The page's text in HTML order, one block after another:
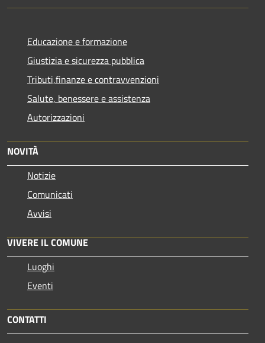
Educazione e formazione
Giustizia e sicurezza pubblica
Tributi,finanze e contravvenzioni
Salute, benessere e assistenza
Autorizzazioni
NOVITÀ
Notizie
Comunicati
Avvisi
VIVERE IL COMUNE
Luoghi
Eventi
CONTATTI